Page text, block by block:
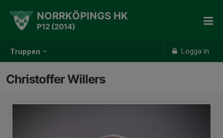
Truppen Logga in
NORRKÖPINGS HK
P12 (2014)
Christoffer Willers